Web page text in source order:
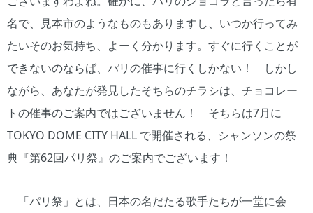
名で、見本市のようなものもありますし、いつか行ってみ
たいそのお気持ち、よーく分かります。すぐに行くことが
できないのならば、パリの催事に行くしかない！ しかし
ながら、あなたが発見したそちらのチラシは、チョコレー
トの催事のご案内ではございません！ そちらは7月に
TOKYO DOME CITY HALL で開催される、シャンソンの祭
典『第62回パリ祭』のご案内でございます！
「パリ祭」とは、日本の名だたる歌手たちが一堂に会